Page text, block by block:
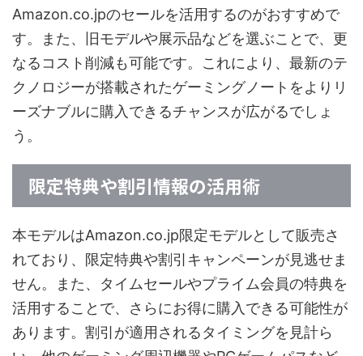
Amazon.co.jpのセールを活用するのがおすすめで
す。また、旧モデルや展示品などを選ぶことで、更
なるコスト削減も可能です。これにより、最新のテ
クノロジーが搭載されたゲーミングノートをよりリ
ーズナブルに購入できるチャンスが広がるでしょ
う。
限定特典や割引情報の活用術
本モデルはAmazon.co.jp限定モデルとして販売さ
れており、限定特典や割引キャンペーンが見逃せま
せん。また、タイムセールやプライム会員の特典を
活用することで、さらにお得に購入できる可能性が
あります。割引が適用されるタイミングを見計ら